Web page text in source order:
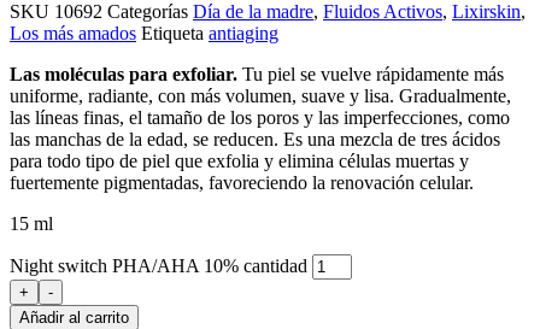
SKU 10692 Categorías Día de la madre, Fluidos Activos, Lixirskin,
Los más amados Etiqueta antiaging
Las moléculas para exfoliar. Tu piel se vuelve rápidamente más
uniforme, radiante, con más volumen, suave y lisa. Gradualmente,
las líneas finas, el tamaño de los poros y las imperfecciones, como
las manchas de la edad, se reducen. Es una mezcla de tres ácidos
para todo tipo de piel que exfolia y elimina células muertas y
fuertemente pigmentadas, favoreciendo la renovación celular.
15 ml
Night switch PHA/AHA 10% cantidad
+
-
Añadir al carrito